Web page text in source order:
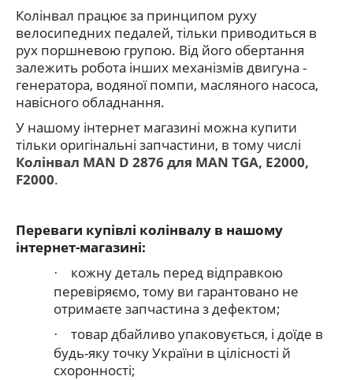
Колінвал працює за принципом руху
велосипедних педалей, тільки приводиться в
рух поршневою групою. Від його обертання
залежить робота інших механізмів двигуна -
генератора, водяної помпи, масляного насоса,
навісного обладнання.
У нашому інтернет магазині можна купити
тільки оригінальні запчастини, в тому числі
Колінвал MAN D 2876 для MAN TGA, E2000,
F2000.
Переваги купівлі колінвалу в нашому
інтернет-магазині:
·
кожну деталь перед відправкою
перевіряємо, тому ви гарантовано не
отримаєте запчастина з дефектом;
·
товар дбайливо упаковується, і доїде в
будь-яку точку України в цілісності й
схоронності;